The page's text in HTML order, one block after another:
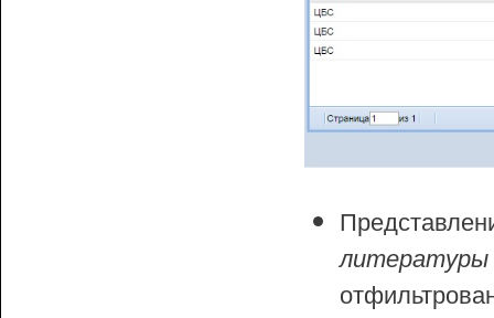
литературы